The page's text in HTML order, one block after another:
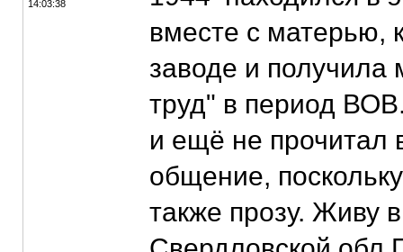
14:03:38
вместе с матерью,
заводе и
труд" в период
и ещё не прочитал
общение,
также прозу. Живу